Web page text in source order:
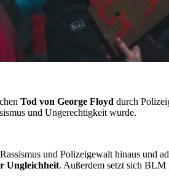
Tod von George Floyd durch
und Ungerechtigkeit wurde.
und Polizeigewalt hinaus und
Ungleichheit. Außerdem setzt sich BLM